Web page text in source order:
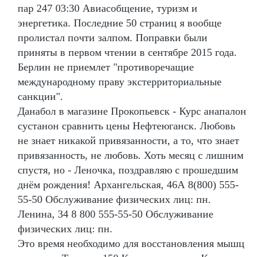
пар 247 03:30 Авиасобщение, туризм и
энергетика. Последние 50 страниц я вообще
пролистал почти залпом. Поправки были
приняты в первом чтении в сентябре 2015 года.
Берлин не приемлет "противоречащие
международному праву экстерриториальные
санкции".
Данабол в магазине Прокопьевск - Курс анапалон
сустанон сравнить цены Нефтеюганск. Любовь
не знает никакой привязанности, а то, что знает
привязанность, не любовь. Хоть месяц с лишним
спустя, но - Леночка, поздравляю с прошедшим
днём рождения! Архангельская, 46А 8(800) 555-
55-50 Обслуживание физических лиц: пн.
Ленина, 34 8 800 555-55-50 Обслуживание
физических лиц: пн.
Это время необходимо для восстановления мышц